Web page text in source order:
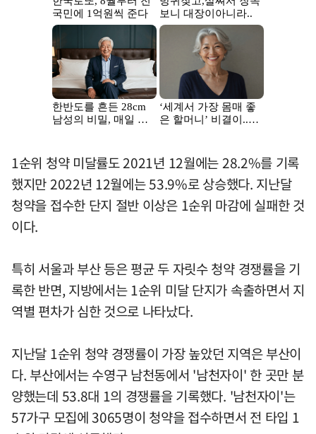
1순위 청약 미달률도 2021년 12월에는 28.2%를 기록
했지만 2022년 12월에는 53.9%로 상승했다. 지난달
청약을 접수한 단지 절반 이상은 1순위 마감에 실패한 것
이다.
특히 서울과 부산 등은 평균 두 자릿수 청약 경쟁률을 기
록한 반면, 지방에서는 1순위 미달 단지가 속출하면서 지
역별 편차가 심한 것으로 나타났다.
지난달 1순위 청약 경쟁률이 가장 높았던 지역은 부산이
다. 부산에서는 수영구 남천동에서 '남천자이' 한 곳만 분
양했는데 53.8대 1의 경쟁률을 기록했다. '남천자이'는
57가구 모집에 3065명이 청약을 접수하면서 전 타입 1